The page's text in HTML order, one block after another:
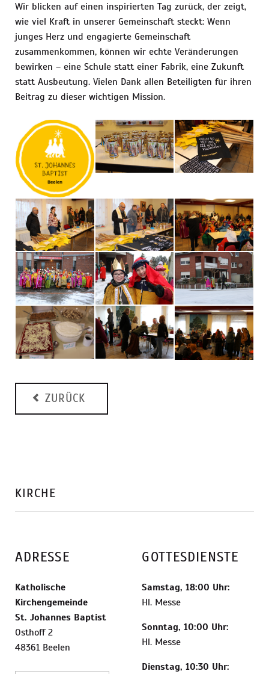
Wir blicken auf einen inspirierten Tag zurück, der zeigt,
wie viel Kraft in unserer Gemeinschaft steckt: Wenn
junges Herz und engagierte Gemeinschaft
zusammenkommen, können wir echte Veränderungen
bewirken – eine Schule statt einer Fabrik, eine Zukunft
statt Ausbeutung. Vielen Dank allen Beteiligten für ihren
Beitrag zu dieser wichtigen Mission.
ZURÜCK
KIRCHE
ADRESSE
Katholische
Kirchengemeinde
St. Johannes Baptist
Osthoff 2
48361 Beelen
GOTTESDIENSTE
Samstag, 18:00 Uhr:
Hl. Messe
Sonntag, 10:00 Uhr:
Hl. Messe
Dienstag, 10:30 Uhr: